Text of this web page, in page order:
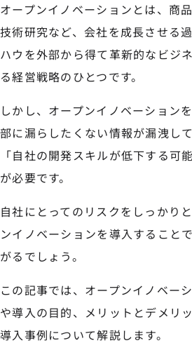
オープンイノベーションとは、商
技術研究など、会社を成長させる
ハウを外部から得て革新的なビジ
る経営戦略のひとつです。
しかし、オープンイノベーション
部に漏らしたくない情報が漏洩し
「自社の開発スキルが低下する可
が必要です。
自社にとってのリスクをしっかり
ンイノベーションを導入すること
がるでしょう。
この記事では、オープンイノベー
や導入の目的、メリットとデメリ
導入事例について解説します。